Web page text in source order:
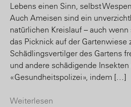
Lebens einen Sinn, selbst
Auch Ameisen sind ein
natürlichen Kreislauf – auch
das Picknick auf der Gartenwiese
Schädlingsvertilger des Gartens
und andere schädigende
«Gesundheitspolizei», indem […]
Weiterlesen